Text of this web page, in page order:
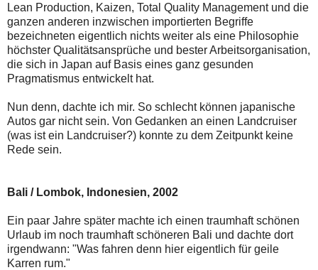
Lean Production, Kaizen, Total Quality Management und die
ganzen anderen inzwischen importierten Begriffe
bezeichneten eigentlich nichts weiter als eine Philosophie
höchster Qualitätsansprüche und bester Arbeitsorganisation,
die sich in Japan auf Basis eines ganz gesunden
Pragmatismus entwickelt hat.
Nun denn, dachte ich mir. So schlecht können japanische
Autos gar nicht sein. Von Gedanken an einen Landcruiser
(was ist ein Landcruiser?) konnte zu dem Zeitpunkt keine
Rede sein.
Bali / Lombok, Indonesien, 2002
Ein paar Jahre später machte ich einen traumhaft schönen
Urlaub im noch traumhaft schöneren Bali und dachte dort
irgendwann: "Was fahren denn hier eigentlich für geile
Karren rum."